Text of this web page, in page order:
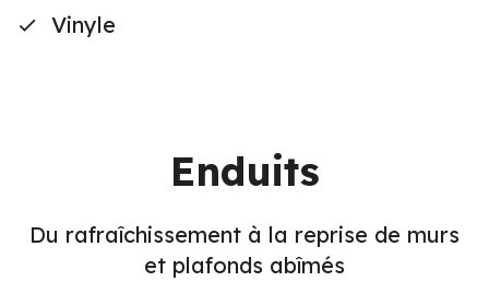
Vinyle
Enduits
Du rafraîchissement à la reprise de murs
et plafonds abîmés